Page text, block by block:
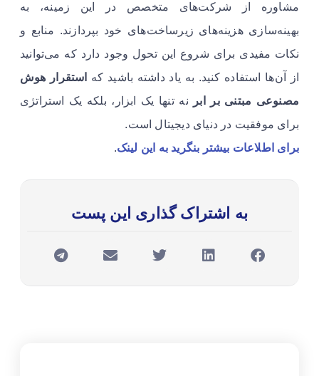
مشاوره از شرکت‌های متخصص در این زمینه، به
بهینه‌سازی هزینه‌های زیرساخت‌های خود بپردازند. منابع و
نکات مفیدی برای شروع این تحول وجود دارد که می‌توانید
از آن‌ها استفاده کنید. به یاد داشته باشید که
استقرار هوش
مصنوعی مبتنی بر ابر
نه تنها یک ابزار، بلکه یک استراتژی
برای موفقیت در دنیای دیجیتال است.
برای اطلاعات بیشتر بنگرید به این لینک.
به اشتراک گذاری این پست